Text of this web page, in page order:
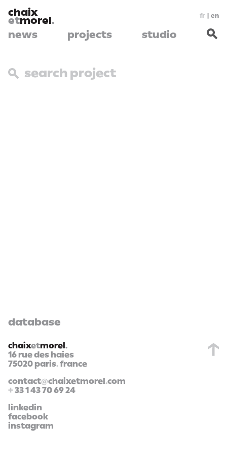
chaix
etmorel.
news
projects studio
fr en
database
chaixetmorel.
16 rue des haies
75020 paris.france
contact@chaixetmorel.com
+33 1 43 70 69 24
linkedin
facebook
instagram